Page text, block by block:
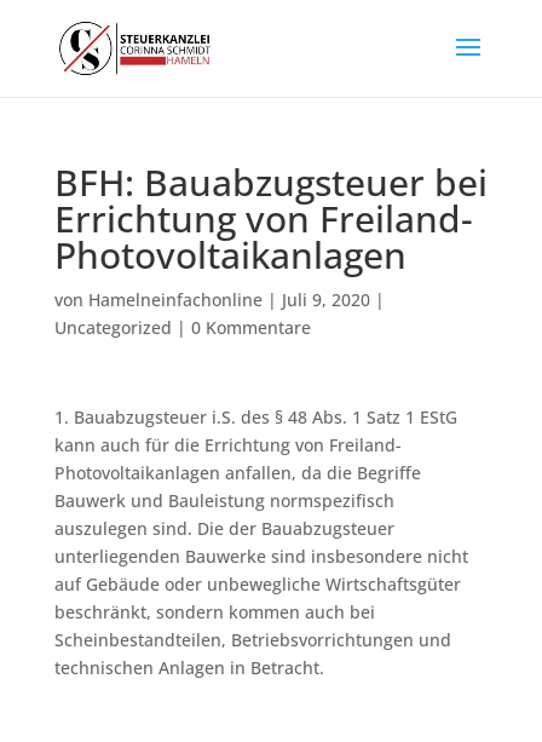
BFH: Bauabzugsteuer bei
Errichtung von Freiland-
Photovoltaikanlagen
von Hamelneinfachonline| Juli 9, 2020|
Uncategorized | 0 Kommentare
1. Bauabzugsteuer i.S. des § 48 Abs. 1 Satz 1 EStG
kann auch für die Errichtung von Freiland-
Photovoltaikanlagen anfallen, da die Begriffe
Bauwerk und Bauleistung normspezifisch
auszulegen sind. Die der Bauabzugsteuer
unterliegenden Bauwerke sind insbesondere nicht
auf Gebäude oder unbewegliche Wirtschaftsgüter
beschränkt, sondern kommen auch bei
Scheinbestandteilen, Betriebsvorrichtungen und
technischen Anlagen in Betracht.